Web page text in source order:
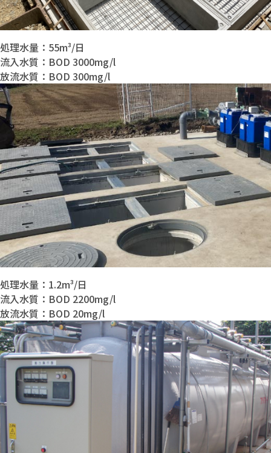
処理水量：55m³/日
流入水質：BOD 3000mg/l
放流水質：BOD 300mg/l
処理水量：1.2m³/日
流入水質：BOD 2200mg/l
放流水質：BOD 20mg/l